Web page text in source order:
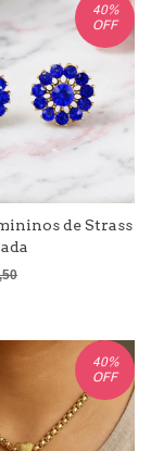
40%
OFF
de Strass
40%
OFF